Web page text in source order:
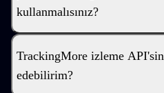
kullanmalısınız?
TrackingMore izleme
edebilirim?